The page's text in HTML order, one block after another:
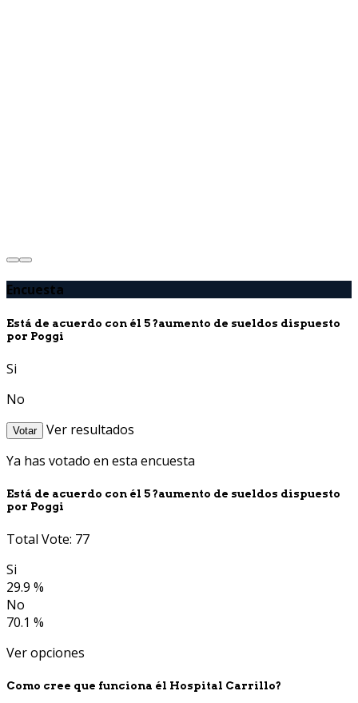
Encuesta
Está de acuerdo con él 5 ?aumento de sueldos dispuesto
por Poggi
Si
No
Votar
Ver resultados
Ya has votado en esta encuesta
Está de acuerdo con él 5 ?aumento de sueldos dispuesto
por Poggi
Total Vote: 77
Si
29.9 %
No
70.1 %
Ver opciones
Como cree que funciona él Hospital Carrillo?